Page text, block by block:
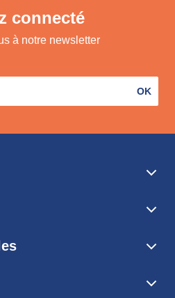
connecté
à notre newsletter
OK